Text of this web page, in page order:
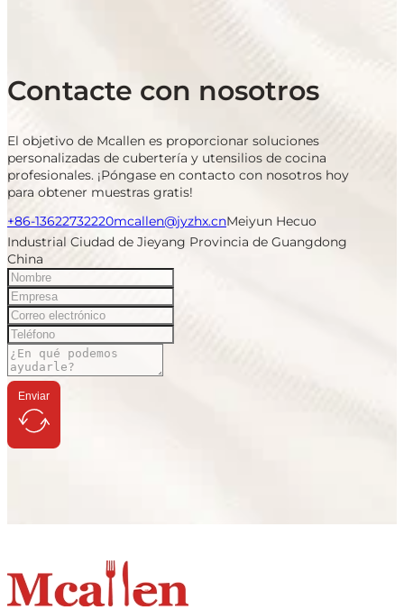
Contacte con nosotros
El objetivo de Mcallen es proporcionar soluciones
personalizadas de cubertería y utensilios de cocina
profesionales. ¡Póngase en contacto con nosotros hoy
para obtener muestras gratis!
+86-13622732220mcallen@jyzhx.cnMeiyun Hecuo
Industrial Ciudad de Jieyang Provincia de Guangdong
China
Enviar